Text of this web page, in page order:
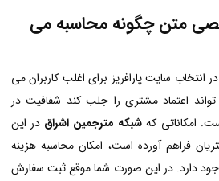
متن چگونه محاسبه می
انتخاب سایت پارافریز برای اغلب کاربران می
اعتماد مشتری را جلب کند شفافیت در
امکاناتی که شبکه مترجمین اشراق در این
فراهم آورده است، امکان محاسبه هزینه
وجود دارد. در این صورت شما موقع ثبت سفارش